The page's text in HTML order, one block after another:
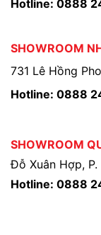
Hotline: 0888
SHOWROOM
731 Lê Hồng
Hotline: 0888
SHOWROOM
Đỗ Xuân Hợp,
Hotline: 0888